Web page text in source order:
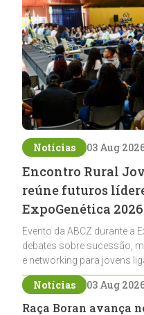
Notícias 03 Aug
Encontro Rural
reúne futuros
ExpoGenética 2026
Evento da ABCZ durante a
debates sobre sucessão,
e networking para jovens
Notícias 03 Aug
Raça Boran avança